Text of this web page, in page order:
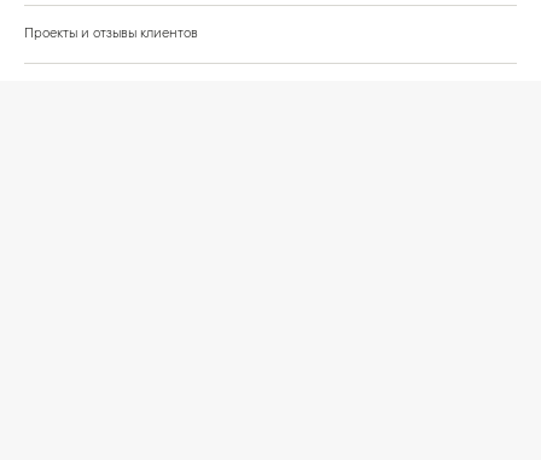
Проекты и отзывы клиентов